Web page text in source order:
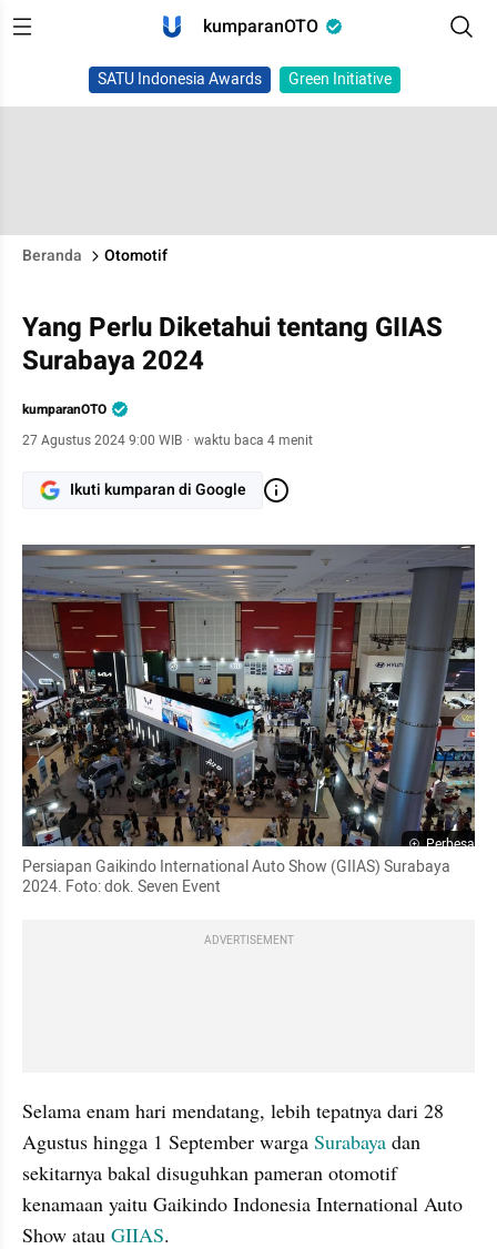
kumparanOTO
SATU Indonesia Awards Green Initiative
Beranda Otomotif
Yang Perlu Diketahui tentang GIIAS
Surabaya 2024
kumparanOTO
27 Agustus 2024 9:00 WIB · waktu baca 4 menit
Ikuti kumparan di Google
Perbesar
Persiapan Gaikindo International Auto Show (GIIAS) Surabaya
2024. Foto: dok. Seven Event
ADVERTISEMENT
Selama enam hari mendatang, lebih tepatnya dari 28
Agustus hingga 1 September warga Surabaya dan
sekitarnya bakal disuguhkan pameran otomotif
kenamaan yaitu Gaikindo Indonesia International Auto
Show atau GIIAS.